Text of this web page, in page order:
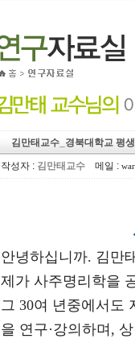
김만태교수_경북대학교 평
작성자 : 김만태교수 메일 :
안녕하십니까. 김만
제가 사주명리학을
그 30여 년중에서도
을 연구·강의하며,